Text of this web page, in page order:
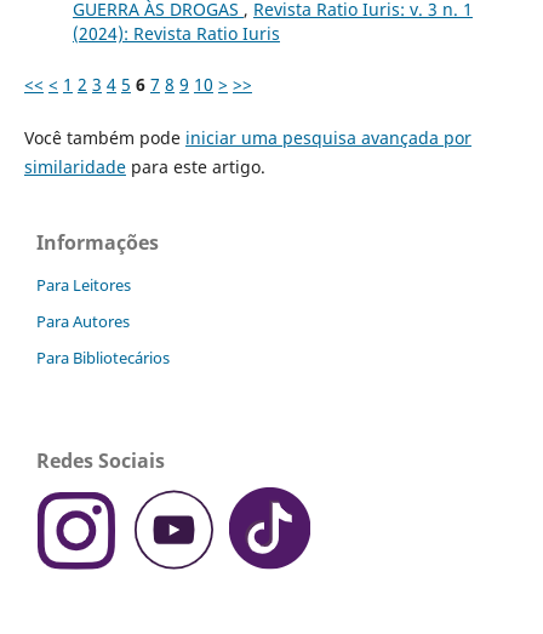
GUERRA ÀS DROGAS , Revista Ratio Iuris: v. 3 n. 1
(2024): Revista Ratio Iuris
<< < 1 2 3 4 5 6 7 8 9 10 > >>
Você também pode iniciar uma pesquisa avançada por
similaridadepara este artigo.
Informações
Para Leitores
Para Autores
Para Bibliotecários
Redes Sociais